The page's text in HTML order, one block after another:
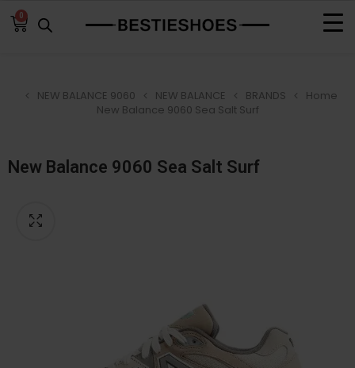
0
Home
BRANDS
NEW BALANCE
NEW BALANCE 9060
New Balance 9060 Sea Salt Surf⁩
New Balance 9060 Sea Salt Surf⁩